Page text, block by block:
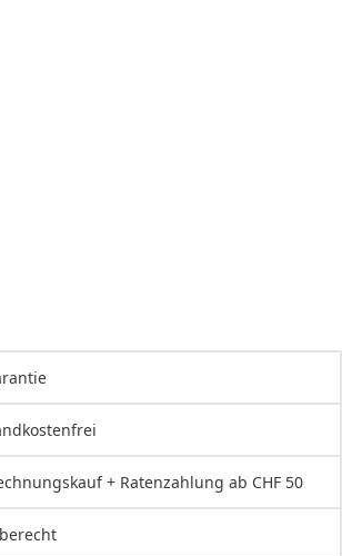
+ Ratenzahlung ab CHF 50